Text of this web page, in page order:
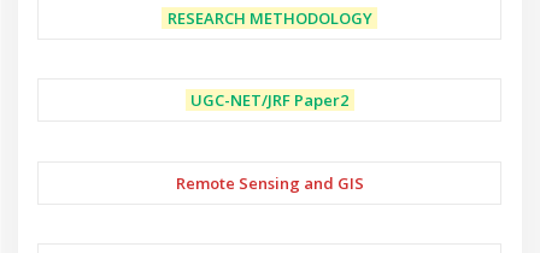
RESEARCH METHODOLOGY
UGC-NET/JRF Paper2
Remote Sensing and GIS